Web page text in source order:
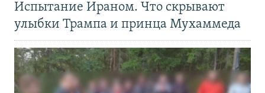
Испытание Ираном. Что скрывают
улыбки Трампа и принца Мухаммеда